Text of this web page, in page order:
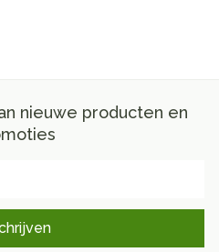
nieuwe producten en